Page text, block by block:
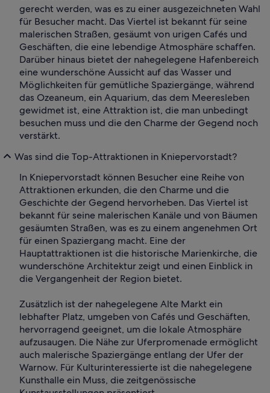
gerecht werden, was es zu einer ausgezeichneten Wahl
für Besucher macht. Das Viertel ist bekannt für seine
malerischen Straßen, gesäumt von urigen Cafés und
Geschäften, die eine lebendige Atmosphäre schaffen.
Darüber hinaus bietet der nahegelegene Hafenbereich
eine wunderschöne Aussicht auf das Wasser und
Möglichkeiten für gemütliche Spaziergänge, während
das Ozeaneum, ein Aquarium, das dem Meeresleben
gewidmet ist, eine Attraktion ist, die man unbedingt
besuchen muss und die den Charme der Gegend noch
verstärkt.
Was sind die Top-Attraktionen in Kniepervorstadt?
In Kniepervorstadt können Besucher eine Reihe von
Attraktionen erkunden, die den Charme und die
Geschichte der Gegend hervorheben. Das Viertel ist
bekannt für seine malerischen Kanäle und von Bäumen
gesäumten Straßen, was es zu einem angenehmen Ort
für einen Spaziergang macht. Eine der
Hauptattraktionen ist die historische Marienkirche, die
wunderschöne Architektur zeigt und einen Einblick in
die Vergangenheit der Region bietet.
Zusätzlich ist der nahegelegene Alte Markt ein
lebhafter Platz, umgeben von Cafés und Geschäften,
hervorragend geeignet, um die lokale Atmosphäre
aufzusaugen. Die Nähe zur Uferpromenade ermöglicht
auch malerische Spaziergänge entlang der Ufer der
Warnow. Für Kulturinteressierte ist die nahegelegene
Kunsthalle ein Muss, die zeitgenössische